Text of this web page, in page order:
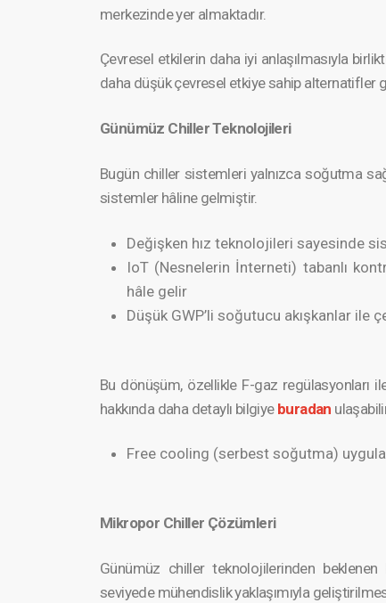
merkezinde yer almaktadır.
Çevresel etkilerin daha iyi anlaşılm­asıyla
daha düşük çevresel etkiye sahip alternat­ifler
Günümüz Chiller Teknoloj­ileri
Bugün chiller sistemleri yalnızca soğutma
sistemler hâline gelmiştir.
Değişken hız teknolojileri sayesinde
IoT (Nesnelerin İnterneti) tabanlı
hâle gelir
Düşük GWP’li soğutucu akışkanlar ile
Bu dönüşüm, özellikle F-gaz regülasy­onları
hakkında daha detaylı bilgiye buradan
Free cooling (serbest soğutma)
Mikropor Chiller Çözümleri
Günümüz chiller teknoloj­ilerinden
seviyede mühendis­lik yaklaşım­ıyla